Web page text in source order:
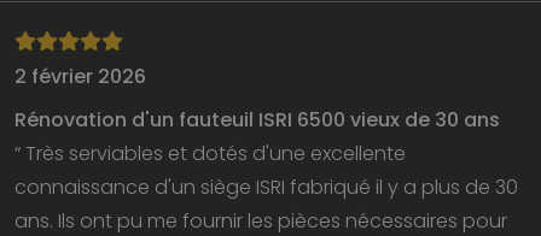
2 février 2026
Rénovation d'un fauteuil ISRI 6500 vieux de 30 ans
“ Très serviables et dotés d'une excellente
connaissance d'un siège ISRI fabriqué il y a plus de 30
ans. Ils ont pu me fournir les pièces nécessaires pour